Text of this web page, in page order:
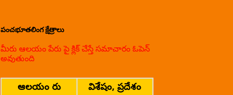
పంచభూతలింగ క్షేత్రాలు
మీరు ఆలయం పేరు పై క్లిక్ చేస్తే సమాచారం ఓపెన్
అవుతుంది
ఆలయం పేరు
విశేషం, ప్రదేశం